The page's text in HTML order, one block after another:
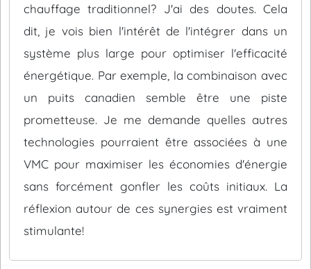
chauffage traditionnel? J'ai des doutes. Cela
dit, je vois bien l'intérêt de l'intégrer dans un
système plus large pour optimiser l'efficacité
énergétique. Par exemple, la combinaison avec
un puits canadien semble être une piste
prometteuse. Je me demande quelles autres
technologies pourraient être associées à une
VMC pour maximiser les économies d'énergie
sans forcément gonfler les coûts initiaux. La
réflexion autour de ces synergies est vraiment
stimulante!